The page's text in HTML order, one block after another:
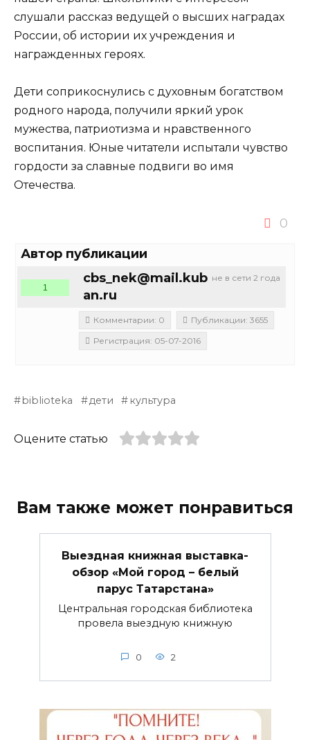
слушали рассказ ведущей о высших наградах
России, об истории их учреждения и
награжденных героях.
Дети соприкоснулись с духовным богатством
родного народа, получили яркий урок
мужества, патриотизма и нравственного
воспитания. Юные читатели испытали чувство
гордости за славные подвиги во имя
Отечества.
0
Автор публикации
не в сети 2 года
cbs_nek@mail.kub
an.ru
1
Комментарии: 0
Публикации: 3655
Регистрация: 05-07-2016
biblioteka дети культура
Оцените статью
Вам также может понравиться
Выездная книжная выставка-
обзор «Мой город – белый
парус Татарстана»
Центральная городская библиотека
провела выездную книжную
0 2